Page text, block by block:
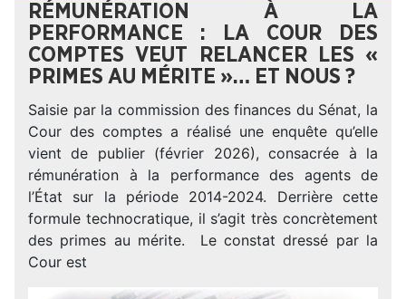
RÉMUNÉRATION À LA
PERFORMANCE : LA COUR DES
COMPTES VEUT RELANCER LES «
PRIMES AU MÉRITE »… ET NOUS ?
Saisie par la commission des finances du Sénat, la
Cour des comptes a réalisé une enquête qu’elle
vient de publier (février 2026), consacrée à la
rémunération à la performance des agents de
l’État sur la période 2014-2024. Derrière cette
formule technocratique, il s’agit très concrètement
des primes au mérite. Le constat dressé par la
Cour est